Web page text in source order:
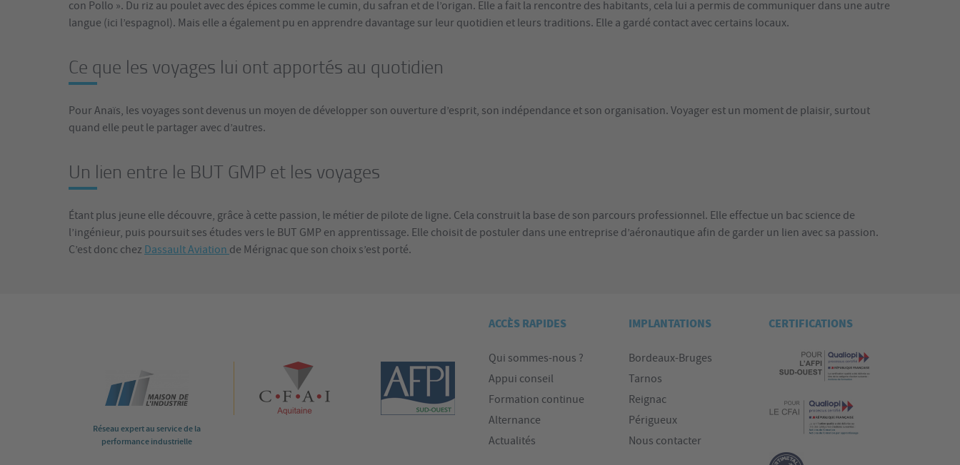
con Pollo ». Du riz au poulet avec des épices comme le cumin, du safran et de l’origan. Elle a fait la rencontre des habitants, cela lui a permis de communiquer dans une autre
langue (ici l’espagnol). Mais elle a également pu en apprendre davantage sur leur quotidien et leurs traditions. Elle a gardé contact avec certains locaux.
Ce que les voyages lui ont apportés au quotidien
Pour Anaïs, les voyages sont devenus un moyen de développer son ouverture d’esprit, son indépendance et son organisation. Voyager est un moment de plaisir, surtout
quand elle peut le partager avec d’autres.
Un lien entre le BUT GMP et les voyages
Étant plus jeune elle découvre, grâce à cette passion, le métier de pilote de ligne. Cela construit la base de son parcours professionnel. Elle effectue un bac science de
l’ingénieur, puis poursuit ses études vers le BUT GMP en apprentissage. Elle choisit de postuler dans une entreprise d’aéronautique afin de garder un lien avec sa passion.
C’est donc chez Dassault Aviation de Mérignac que son choix s’est porté.
ACCÈS RAPIDES
Qui sommes-nous ?
Appui conseil
Formation continue
Alternance
Actualités
IMPLANTATIONS
Bordeaux-Bruges
Tarnos
Reignac
Périgueux
Nous contacter
CERTIFICATIONS
Réseau expert au service de la
performance industrielle